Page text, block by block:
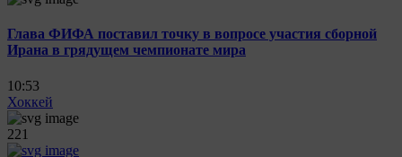
Глава ФИФА поставил точку в вопросе участия сборной
Ирана в грядущем чемпионате мира
10:53
Хоккей
221